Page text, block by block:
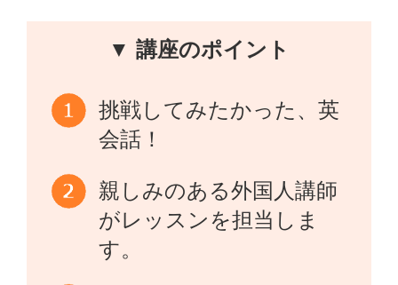
▼ 講座のポイント
挑戦してみたかった、英
会話！
親しみのある外国人講師
がレッスンを担当しま
す。